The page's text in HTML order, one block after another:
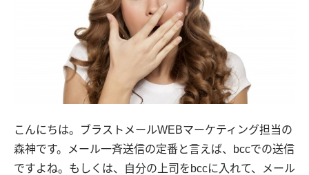
こんにちは。ブラストメールWEBマーケティング担当の
森神です。メール一斉送信の定番と言えば、bccでの送信
ですよね。もしくは、自分の上司をbccに入れて、メール